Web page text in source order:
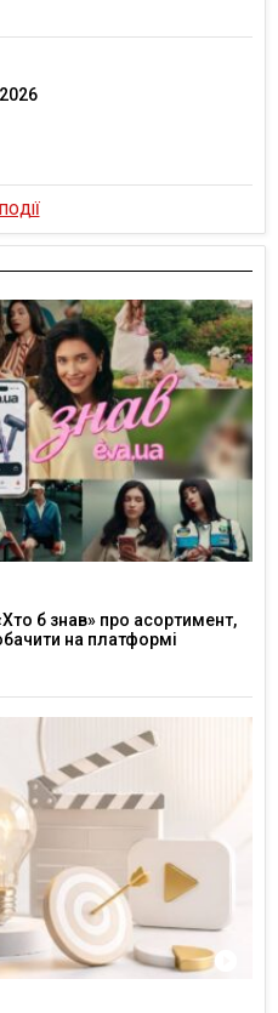
б знав» про асортимент,
на платформі